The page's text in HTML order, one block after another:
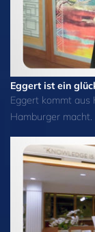
Eggert ist ein
Eggert kommt aus
Hamburger macht.